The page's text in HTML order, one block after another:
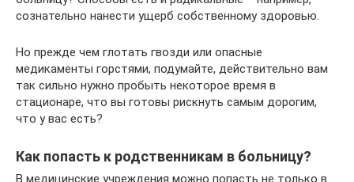
сознательно нанести ущерб собственному здоровью.
Но прежде чем глотать гвозди или опасные
медикаменты горстями, подумайте, действительно вам
так сильно нужно пробыть некоторое время в
стационаре, что вы готовы рискнуть самым дорогим,
что у вас есть?
Как попасть к родственникам в больницу?
В медицинские учреждения можно попасть не только в